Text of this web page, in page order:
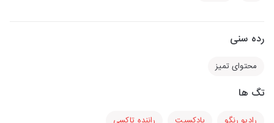
رده سنی
محتوای تمیز
تگ ها
رادیو رنگو پادکسیت
راننده تاکسی